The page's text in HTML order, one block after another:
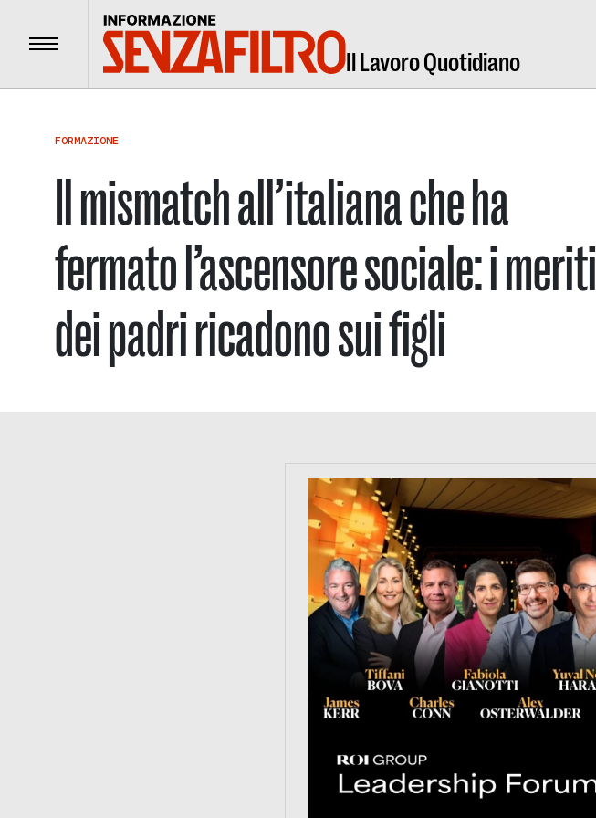
Menu Il Lavoro Quotidiano
FORMAZIONE
Il mismatch all’italiana che ha
fermato l’ascensore sociale: i meriti
dei padri ricadono sui figli
https://tinyurl.com/363fvfm9